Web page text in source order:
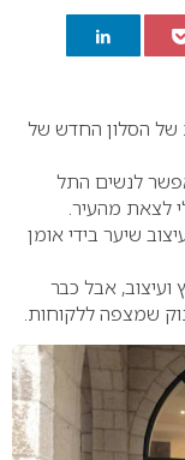
הרשמית של הסלון החדש של
לנשים התל
לצאת מהעיר.
שיער בידי אומן
אבל כבר
שמצפה ללקוחות.